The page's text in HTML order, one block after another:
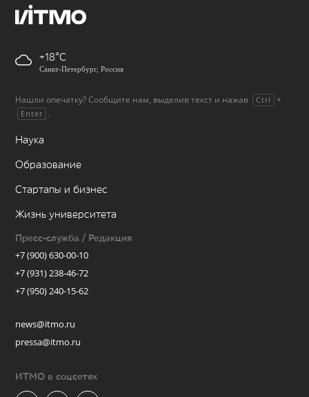
+18
Санкт-Петербург, Россия
Нашли опечатку? Сообщите нам, выделив текст и нажав Ctrl +
Enter .
Наука
Образование
Стартапы и бизнес
Жизнь университета
Пресс-служба / Редакция
+7 (900) 630-00-10
+7 (931) 238-46-72
+7 (950) 240-15-62
news@itmo.ru
pressa@itmo.ru
ИТМО в соцсетях